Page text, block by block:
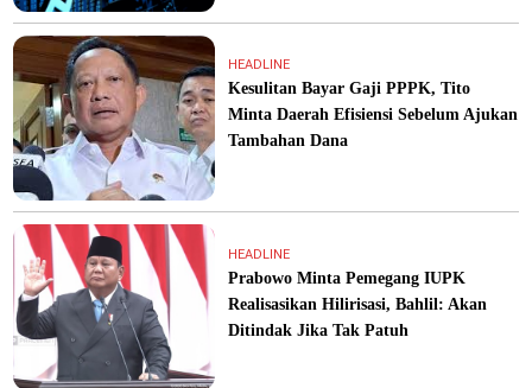
HEADLINE
Kesulitan Bayar Gaji PPPK, Tito
Minta Daerah Efisiensi Sebelum Ajukan
Tambahan Dana
HEADLINE
Prabowo Minta Pemegang IUPK
Realisasikan Hilirisasi, Bahlil: Akan
Ditindak Jika Tak Patuh